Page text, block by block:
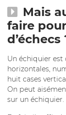
Mais
faire
d’échecs
Un échiquier est
horizontales,
huit cases
On peut
sur un échiquier.